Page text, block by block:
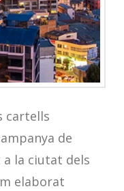
cartells
de
la ciutat dels
elaborat